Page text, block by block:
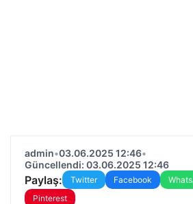
admin•03.06.2025 12:46•
Güncellendi: 03.06.2025 12:46
Paylaş: Twitter Facebook
Pinterest